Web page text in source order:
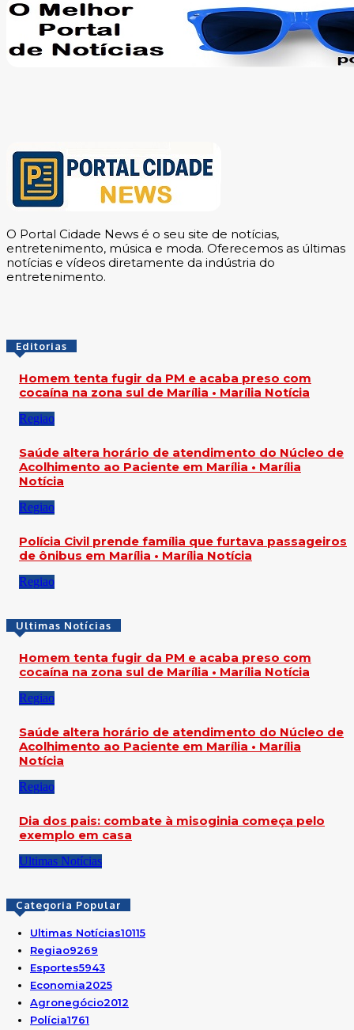
O Portal Cidade News é o seu site de notícias,
entretenimento, música e moda. Oferecemos as últimas
notícias e vídeos diretamente da indústria do
entretenimento.
Editorias
Homem tenta fugir da PM e acaba preso com
cocaína na zona sul de Marília • Marília Notícia
Regiao
Saúde altera horário de atendimento do Núcleo de
Acolhimento ao Paciente em Marília • Marília
Notícia
Regiao
Polícia Civil prende família que furtava passageiros
de ônibus em Marília • Marília Notícia
Regiao
Ultimas Notícias
Homem tenta fugir da PM e acaba preso com
cocaína na zona sul de Marília • Marília Notícia
Regiao
Saúde altera horário de atendimento do Núcleo de
Acolhimento ao Paciente em Marília • Marília
Notícia
Regiao
Dia dos pais: combate à misoginia começa pelo
exemplo em casa
Ultimas Notícias
Categoria Popular
Ultimas Notícias10115
Regiao9269
Esportes5943
Economia2025
Agronegócio2012
Polícia1761